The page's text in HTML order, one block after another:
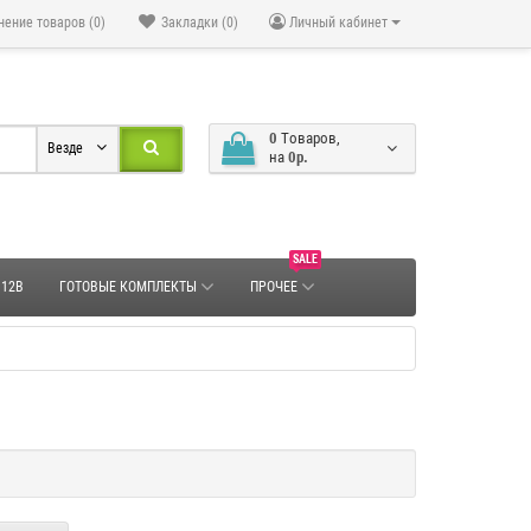
Личный кабинет
Закладки (0)
товаров (0)
0 Tоваров,
на 0р.
Везде
ГОТОВЫЕ КОМПЛЕКТЫ
SALE
ПРОЧЕЕ